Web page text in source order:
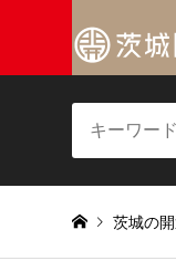
茨城の